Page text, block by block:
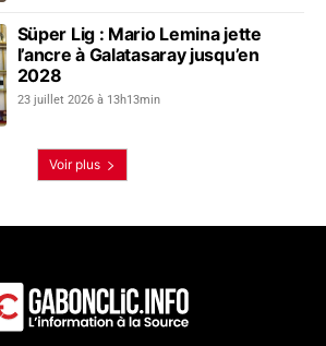
Süper Lig : Mario Lemina jette
l’ancre à Galatasaray jusqu’en
2028
23 juillet 2026 à 13h13min
Voir plus